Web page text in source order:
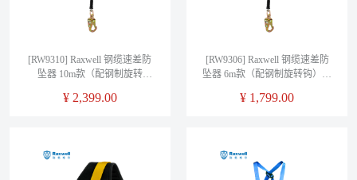
[RW9310] Raxwell 钢缆速差防
坠器 10m款（配钢制旋转
¥ 2,399.00
[RW9306] Raxwell 钢缆速差防
坠器 6m款（配钢制旋转钩）；
¥ 1,799.00